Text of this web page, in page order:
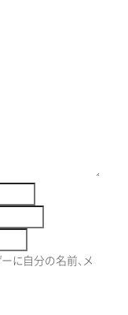
に自分の名前、メ